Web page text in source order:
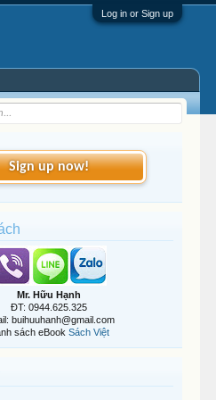
Log in or Sign up
Sign up now!
Mr. Hữu Hạnh
ĐT: 0944.625.325
buihuuhanh@gmail.com
sách eBook Sách Việt